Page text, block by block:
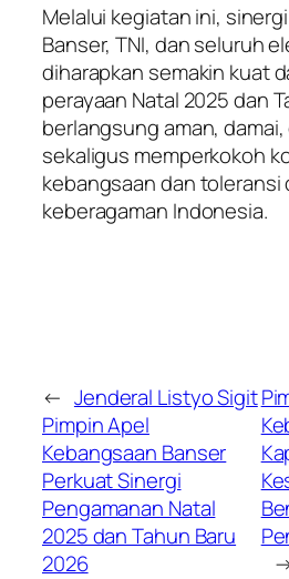
Melalui kegiatan ini,
Banser, TNI, dan seluruh
diharapkan semakin kuat
perayaan Natal 2025 dan
berlangsung aman,
sekaligus memperkokoh
kebangsaan dan toleransi
keberagaman Indonesia.
← Jenderal Listyo Sigit
Pimpin Apel
Kebangsaan Banser
Perkuat Sinergi
Pengamanan Natal
2025 dan Tahun Baru
2026